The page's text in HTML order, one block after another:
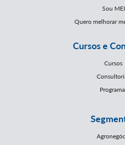
Sou MEI
Quero melhorar
Cursos e
Cursos